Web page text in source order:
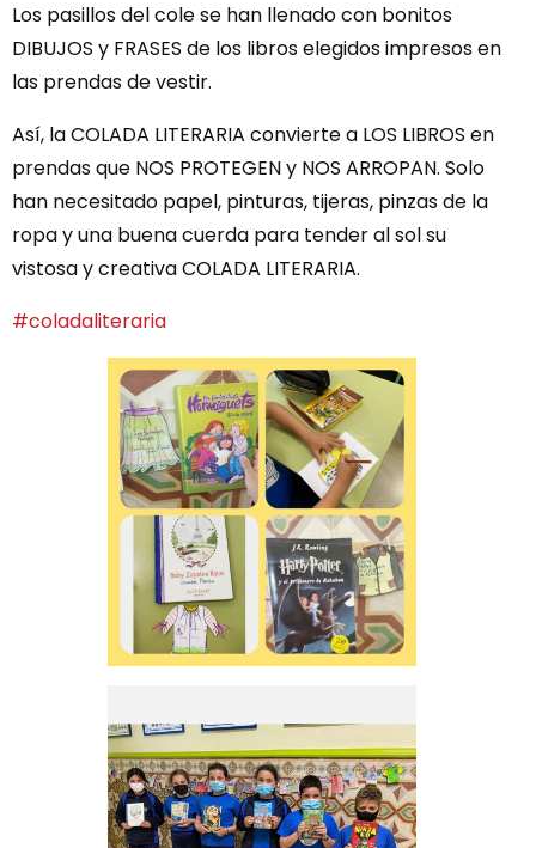
Los pasillos del cole se han llenado con bonitos
DIBUJOS y FRASES de los libros elegidos impresos en
las prendas de vestir.
Así, la COLADA LITERARIA convierte a LOS LIBROS en
prendas que NOS PROTEGEN y NOS ARROPAN. Solo
han necesitado papel, pinturas, tijeras, pinzas de la
ropa y una buena cuerda para tender al sol su
vistosa y creativa COLADA LITERARIA.
#coladaliteraria